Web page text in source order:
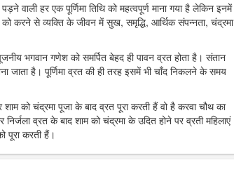
वाली हर एक पूर्णिमा तिथि को महत्वपूर्ण माना गया है लेकिन इनमें
को करने से व्यक्ति के जीवन में सुख, समृद्धि, आर्थिक संपन्नता, चंद्रमा
भगवान गणेश को समर्पित बेहद ही पावन व्रत होता है। संतान
जाता है। पूर्णिमा व्रत की ही तरह इसमें भी चाँद निकलने के समय
को चंद्रमा पूजा के बाद व्रत पूरा करती हैं वो है करवा चौथ का
व्रत के बाद शाम को चंद्रमा के उदित होने पर व्रती महिलाएं
पूरा करती हैं।